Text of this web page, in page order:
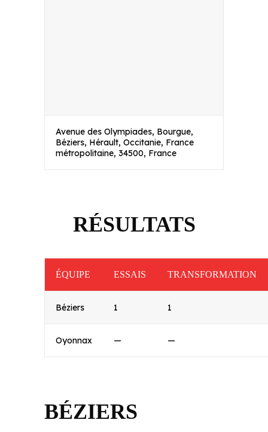
Avenue des Olympiades, Bourgue,
Béziers, Hérault, Occitanie, France
métropolitaine, 34500, France
RÉSULTATS
ÉQUIPE ESSAIS TRANSFORMATION
Béziers 1 1
Oyonnax — —
BÉZIERS